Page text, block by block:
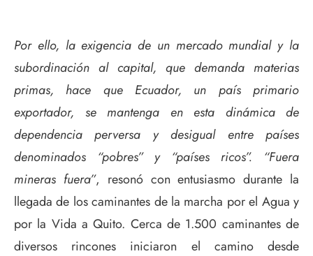
Por ello, la exigencia de un mercado mundial y la
subordinación al capital, que demanda materias
primas, hace que Ecuador, un país primario
exportador, se mantenga en esta dinámica de
dependencia perversa y desigual entre países
denominados “pobres” y “países ricos”. “Fuera
mineras fuera”, resonó con entusiasmo durante la
llegada de los caminantes de la marcha por el Agua y
por la Vida a Quito. Cerca de 1.500 caminantes de
diversos rincones iniciaron el camino desde